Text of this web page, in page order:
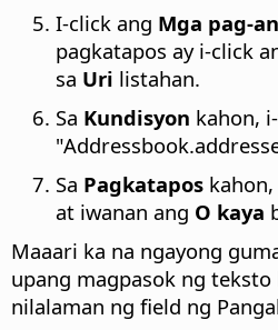
I-click ang Mga pag-
pagkatapos ay i-click
sa Uri listahan.
Sa Kundisyon kahon,
Sa Pagkatapos
at iwanan ang O kaya
Maaari ka na ngayong
upang magpasok ng teksto
nilalaman ng field ng